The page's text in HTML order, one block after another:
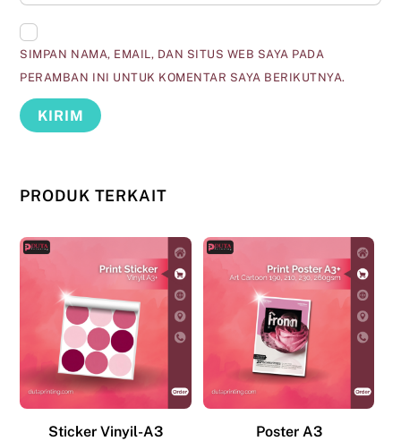
SIMPAN NAMA, EMAIL, DAN SITUS WEB SAYA PADA
PERAMBAN INI UNTUK KOMENTAR SAYA BERIKUTNYA.
PRODUK TERKAIT
Sticker Vinyil-A3 Poster A3